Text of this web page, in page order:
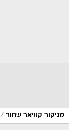
מניקור קוויאר שחור /